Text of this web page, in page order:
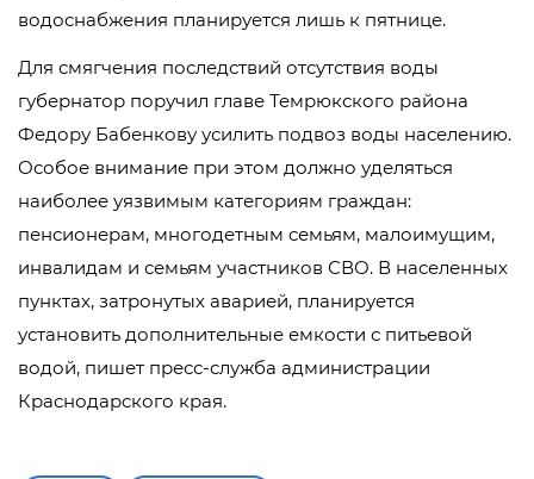
водоснабжения планируется лишь к пятнице.
Для смягчения последствий отсутствия воды
губернатор поручил главе Темрюкского района
Федору Бабенкову усилить подвоз воды населению.
Особое внимание при этом должно уделяться
наиболее уязвимым категориям граждан:
пенсионерам, многодетным семьям, малоимущим,
инвалидам и семьям участников СВО. В населенных
пунктах, затронутых аварией, планируется
установить дополнительные емкости с питьевой
водой, пишет пресс-служба администрации
Краснодарского края.